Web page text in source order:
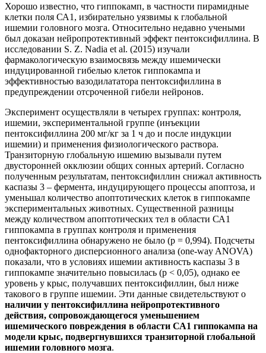
Хорошо известно, что гиппокамп, в частности пирамидные
клетки поля СА1, избирательно уязвимы к глобальной
ишемии головного мозга. Относительно недавно учеными
был доказан нейропротективный эффект пентоксифиллина. В
исследовании S. Z. Nadia et al. (2015) изучали
фармакологическую взаимосвязь между ишемически
индуцированной гибелью клеток гиппокампа и
эффективностью вазодилататора пентоксифиллина в
предупреждении отсроченной гибели нейронов.
Эксперимент осуществляли в четырех группах: контроля,
ишемии, экспериментальной группе (инъекции
пентоксифиллина 200 мг/кг за 1 ч до и после индукции
ишемии) и применения физиологического раствора.
Транзиторную глобальную ишемию вызывали путем
двусторонней окклюзии общих сонных артерий. Согласно
полученным результатам, пентоксифиллин снижал активность
каспазы 3 – фермента, индуцирующего процессы апоптоза, и
уменьшал количество апоптотических клеток в гиппокампе
экспериментальных животных. Существенной разницы
между количеством апоптотических тел в области СА1
гиппокампа в группах контроля и применения
пентоксифиллина обнаружено не было (р = 0,994). Подсчеты
однофакторного дисперсионного анализа (one-way ANOVA)
показали, что в условиях ишемии активность каспазы 3 в
гиппокампе значительно повысилась (р < 0,05), однако ее
уровень у крыс, получавших пентоксифиллин, был ниже
такового в группе ишемии. Эти данные свидетельствуют о
наличии у пентоксифиллина нейропротективного
действия, сопровождающегося уменьшением
ишемического повреждения в области СА1 гиппокампа на
модели крыс, подвергнувшихся транзиторной глобальной
ишемии головного мозга.